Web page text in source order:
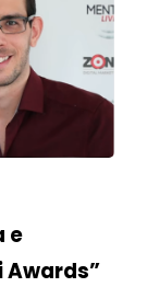
e
Awards”